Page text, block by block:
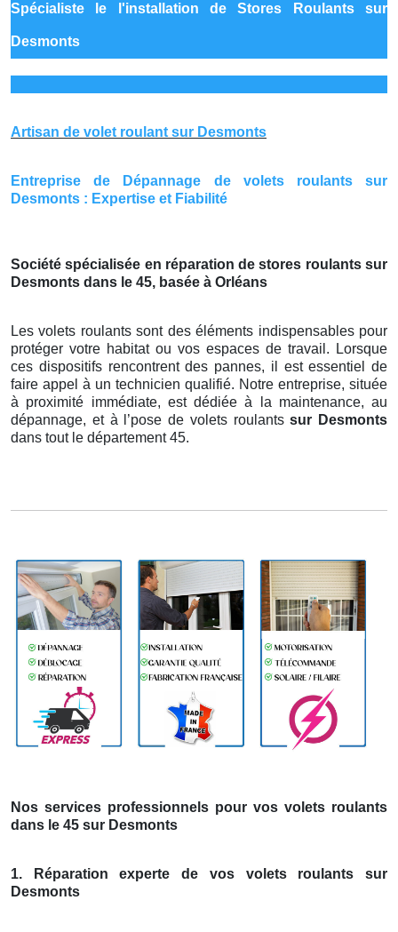
Spécialiste le l'installation de Stores Roulants sur
Desmonts
Artisan de volet roulant sur Desmonts
Entreprise de Dépannage de volets roulants sur
Desmonts : Expertise et Fiabilité
Société spécialisée en réparation de stores roulants sur
Desmonts dans le 45, basée à Orléans
Les volets roulants sont des éléments indispensables pour
protéger votre habitat ou vos espaces de travail. Lorsque
ces dispositifs rencontrent des pannes, il est essentiel de
faire appel à un technicien qualifié. Notre entreprise, située
à proximité immédiate, est dédiée à la maintenance, au
dépannage, et à l’pose de volets roulantssur Desmonts
dans tout le département 45.
Nos services professionnels pour vos volets roulants
dans le 45 sur Desmonts
1. Réparation experte de vos volets roulants sur
Desmonts